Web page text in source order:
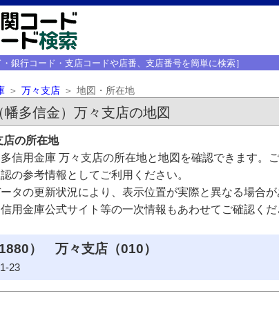
・銀行コード・支店コードや店番、支店番号を簡単に検索］
万々支店 地図・所在地
多信金）万々支店の地図
店の所在地
信用金庫 万々支店の所在地と地図を確認できます。
の参考情報としてご利用ください。
タの更新状況により、表示位置が実際と異なる場合
用金庫公式サイト等の一次情報もあわせてご確認くだ
） 万々支店（010）
23